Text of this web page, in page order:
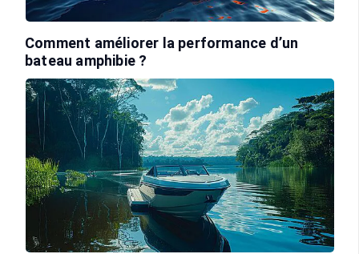
Comment améliorer la performance d’un
bateau amphibie ?